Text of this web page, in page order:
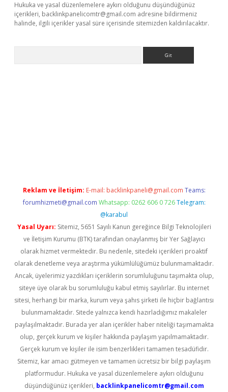
Hukuka ve yasal düzenlemelere aykırı olduğunu düşündüğünüz
içerikleri, backlinkpanelicomtr@gmail.com adresine bildirmeniz
halinde, ilgili içerikler yasal süre içerisinde sitemizden kaldırılacaktır.
Reklam ve İletişim: E-mail: backlinkpaneli@gmail.com Teams:
forumhizmeti@gmail.com Whatsapp: 0262 606 0 726 Telegram:
@karabul
Yasal Uyarı: Sitemiz, 5651 Sayılı Kanun gereğince Bilgi Teknolojileri
ve İletişim Kurumu (BTK) tarafından onaylanmış bir Yer Sağlayıcı
olarak hizmet vermektedir. Bu nedenle, sitedeki içerikleri proaktif
olarak denetleme veya araştırma yükümlülüğümüz bulunmamaktadır.
Ancak, üyelerimiz yazdıkları içeriklerin sorumluluğunu taşımakta olup,
siteye üye olarak bu sorumluluğu kabul etmiş sayılırlar. Bu internet
sitesi, herhangi bir marka, kurum veya şahıs şirketi ile hiçbir bağlantısı
bulunmamaktadır. Sitede yalnızca kendi hazırladığımız makaleler
paylaşılmaktadır. Burada yer alan içerikler haber niteliği taşımamakta
olup, gerçek kurum ve kişiler hakkında paylaşım yapılmamaktadır.
Gerçek kurum ve kişiler ile isim benzerlikleri tamamen tesadüfidir.
Sitemiz, kar amacı gütmeyen ve tamamen ücretsiz bir bilgi paylaşım
platformudur. Hukuka ve yasal düzenlemelere aykırı olduğunu
düşündüğünüz içerikleri, backlinkpanelicomtr@gmail.com